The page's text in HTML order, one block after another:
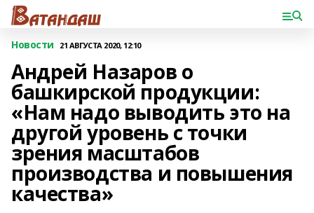
Новости 21 АВГУСТА 2020, 12:10
Андрей Назаров о
башкирской продукции:
«Нам надо выводить это на
другой уровень с точки
зрения масштабов
производства и повышения
качества»